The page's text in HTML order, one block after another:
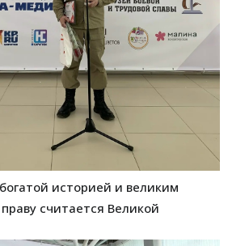
историей и великим
считается Великой